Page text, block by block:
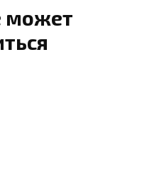
может